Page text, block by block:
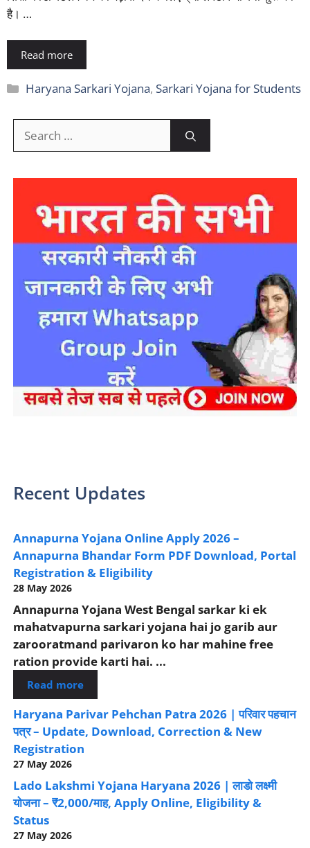
है। …
Read more
Categories
Haryana Sarkari Yojana, Sarkari Yojana for Students
for:
Recent Updates
Annapurna Yojana Online Apply 2026 –
Annapurna Bhandar Form PDF Download, Portal
Registration & Eligibility
28 May 2026
Annapurna Yojana West Bengal sarkar ki ek
mahatvapurna sarkari yojana hai jo garib aur
zarooratmand parivaron ko har mahine free
ration provide karti hai. ...
Read more
Haryana Parivar Pehchan Patra 2026 | परिवार पहचान
पत्र – Update, Download, Correction & New
Registration
27 May 2026
Lado Lakshmi Yojana Haryana 2026 | लाडो लक्ष्मी
योजना – ₹2,000/माह, Apply Online, Eligibility &
Status
27 May 2026